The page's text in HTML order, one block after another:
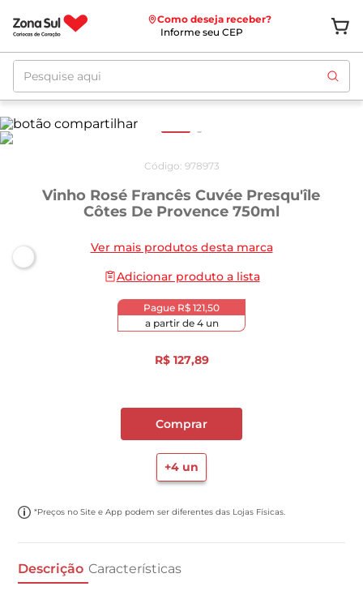
Como deseja receber?
Informe seu CEP
Pesquise aqui
Código: 978973
Vinho Rosé Francês Cuvée Presqu'île
Côtes De Provence 750ml
Ver mais produtos desta marca
Adicionar produto a lista
Pague R$ 121,50
a partir de 4un
R$ 127,89
Comprar
+4 un
*Preços no Site e App podem ser diferentes das Lojas Físicas.
Descrição Características